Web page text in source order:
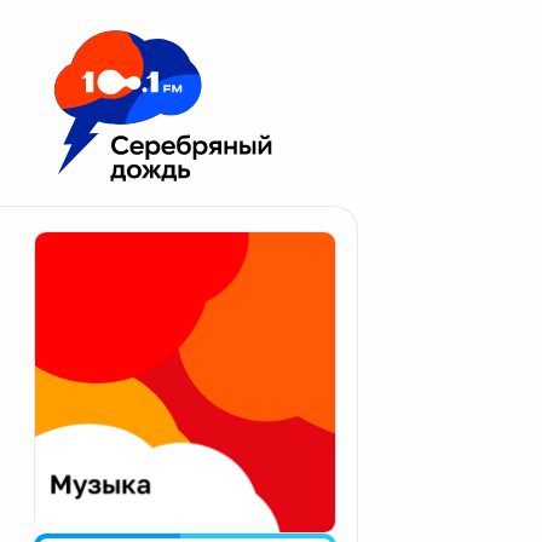
Москва 100.1 FM
Апатиты
Екатеринбург
Калининград
Калуга